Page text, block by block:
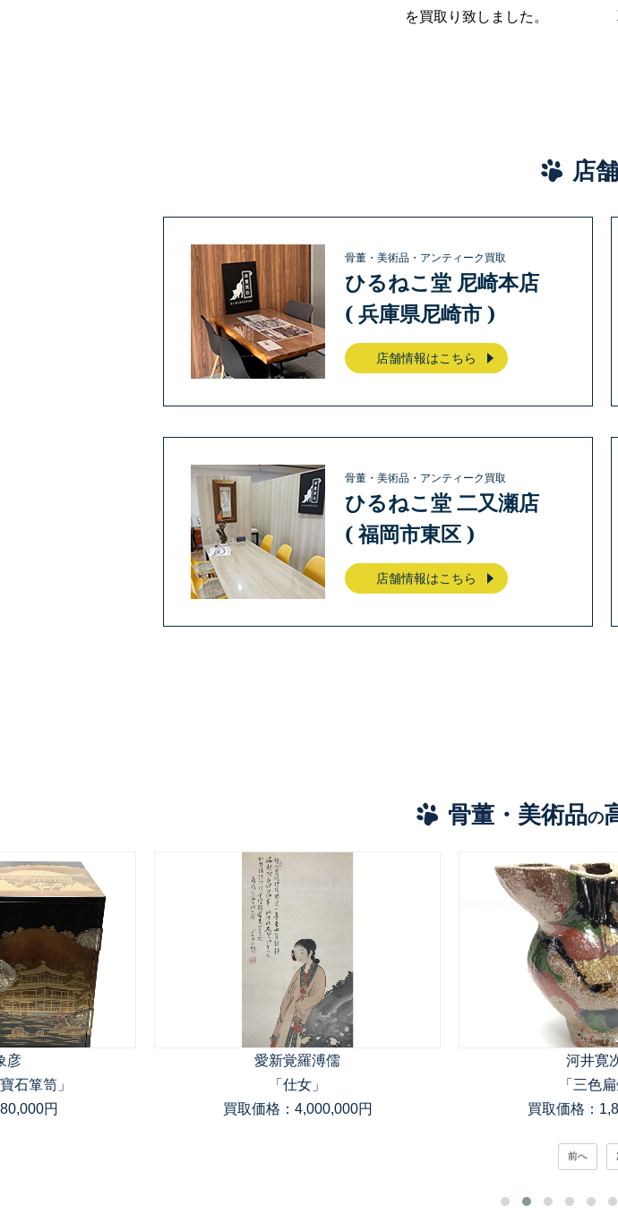
を買取り致しました。
店
骨董・美術品・アンティーク買取
ひるねこ堂 尼崎本店
( 兵庫県尼崎市 )
店舗情報はこちら
骨董・美術品・アンティーク買取
ひるねこ堂 二又瀬店
( 福岡市東区 )
店舗情報はこちら
骨董・美術品の
彦
石箪笥」
円
愛新覚羅溥儒
「仕女」
買取価格：4,000,000円
河井寛
「三色扁
買取価格：
前へ